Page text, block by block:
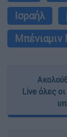
Ισραήλ
Μπένιαμιν
Live όλες